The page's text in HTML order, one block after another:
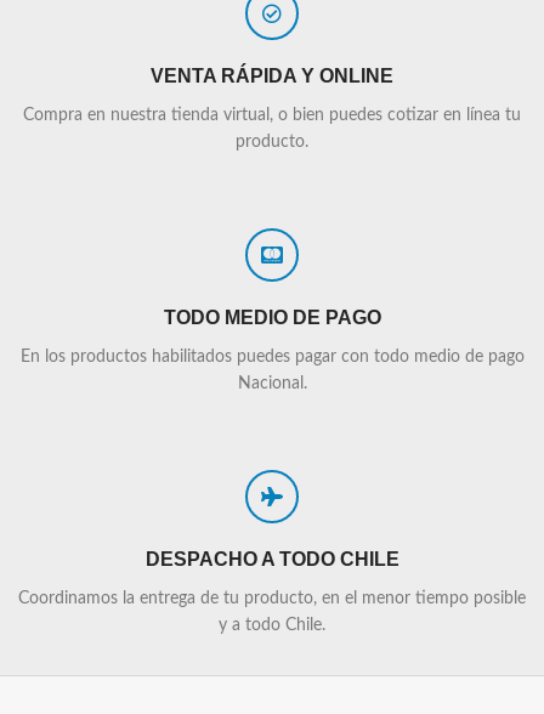
VENTA RÁPIDA Y ONLINE
Compra en nuestra tienda virtual, o bien puedes cotizar en línea tu
producto.
TODO MEDIO DE PAGO
En los productos habilitados puedes pagar con todo medio de pago
Nacional.
DESPACHO A TODO CHILE
Coordinamos la entrega de tu producto, en el menor tiempo posible
y a todo Chile.